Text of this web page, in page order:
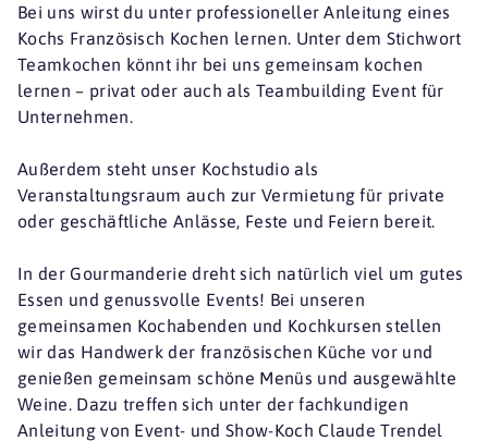
Bei uns wirst du unter professioneller Anleitung eines
Kochs Französisch Kochen lernen. Unter dem Stichwort
Teamkochen könnt ihr bei uns gemeinsam kochen
lernen – privat oder auch als Teambuilding Event für
Unternehmen.
Außerdem steht unser Kochstudio als
Veranstaltungsraum auch zur Vermietung für private
oder geschäftliche Anlässe, Feste und Feiern bereit.
In der Gourmanderie dreht sich natürlich viel um gutes
Essen und genussvolle Events! Bei unseren
gemeinsamen Kochabenden und Kochkursen stellen
wir das Handwerk der französischen Küche vor und
genießen gemeinsam schöne Menüs und ausgewählte
Weine. Dazu treffen sich unter der fachkundigen
Anleitung von Event- und Show-Koch Claude Trendel